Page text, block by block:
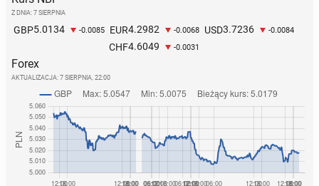
Z DNIA: 7 SIERPNIA
GBP5.0134 -0.0085 EUR4.2982 -0.0068 USD3.7236 -0.0084
CHF4.6049 -0.0031
Forex
AKTUALIZACJA: 7 SIERPNIA, 22:00